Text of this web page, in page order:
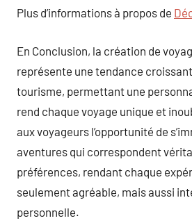
Plus d’informations à propos de
En Conclusion, la création de
représente une tendance
tourisme, permettant une
rend chaque voyage unique et
aux voyageurs l’opportunité de
aventures qui correspondent
préférences, rendant chaque
seulement agréable, mais aussi
personnelle.